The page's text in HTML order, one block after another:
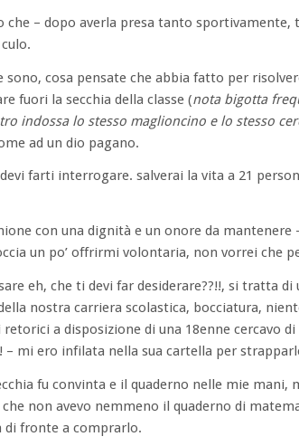
che – dopo averla presa tanto
sono, cosa pensate che abbia fatto per
fuori la secchia della classe (nota bigotta
indossa lo stesso maglioncino e lo stesso
ad un dio pagano.
farti interrogare. salverai la vita a 21
con una dignità e un onore da mantenere
un po’ offrirmi volontaria, non vorrei che
eh, che ti devi far desiderare??!!, si tratta
nostra carriera scolastica, bocciatura,
a disposizione di una 18enne cercavo
– mi ero infilata nella sua cartella per
fu convinta e il quaderno nelle mie mani,
non avevo nemmeno il quaderno di
fronte a comprarlo.